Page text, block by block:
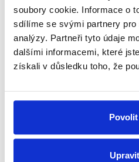
soubory cookie. Informace o
sdílíme se svými partnery
analýzy. Partneři tyto údaje
dalšími informacemi, které
získali v důsledku toho, že
Povolit
Upravit
Přihlaste se k
newsletteru nebo
kanálu, kde
shrnutí
přehled o tom, jaké
nepravdy se zrovna